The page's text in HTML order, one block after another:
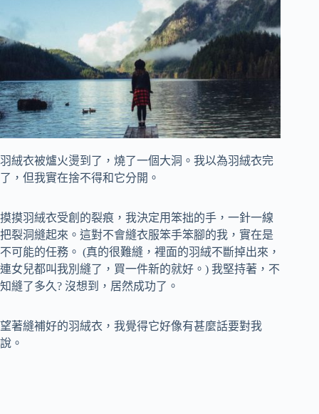
羽絨衣被爐火燙到了，燒了一個大洞。我以為羽絨衣完
了，但我實在捨不得和它分開。
摸摸羽絨衣受創的裂痕，我決定用笨拙的手，一針一線
把裂洞縫起來。這對不會縫衣服笨手笨腳的我，實在是
不可能的任務。 (真的很難縫，裡面的羽絨不斷掉出來，
連女兒都叫我別縫了，買一件新的就好。) 我堅持著，不
知縫了多久? 沒想到，居然成功了。
望著縫補好的羽絨衣，我覺得它好像有甚麼話要對我
說。